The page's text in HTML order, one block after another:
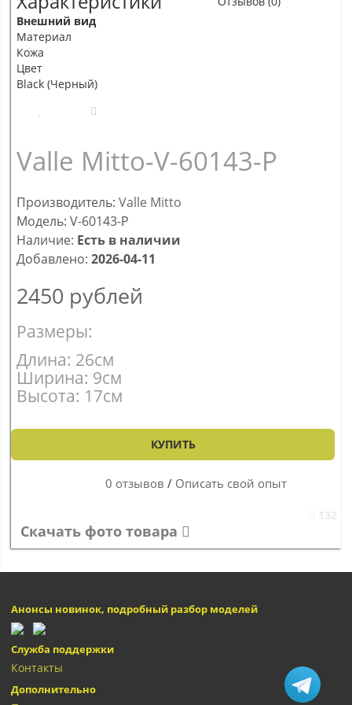
Внешний вид
Материал
Кожа
Цвет
Black (Черный)
Valle Mitto-V-60143-Р
Производитель: Valle Mitto
Модель: V-60143-Р
Наличие: Есть в наличии
Добавлено: 2026-04-11
2450 рублей
Размеры:
Длина: 26см
Ширина: 9см
Высота: 17см
КУПИТЬ
0 отзывов / Описать свой опыт
Скачать фото товара
Анонсы новинок, подробный разбор моделей
Служба поддержки
Контакты
Дополнительно